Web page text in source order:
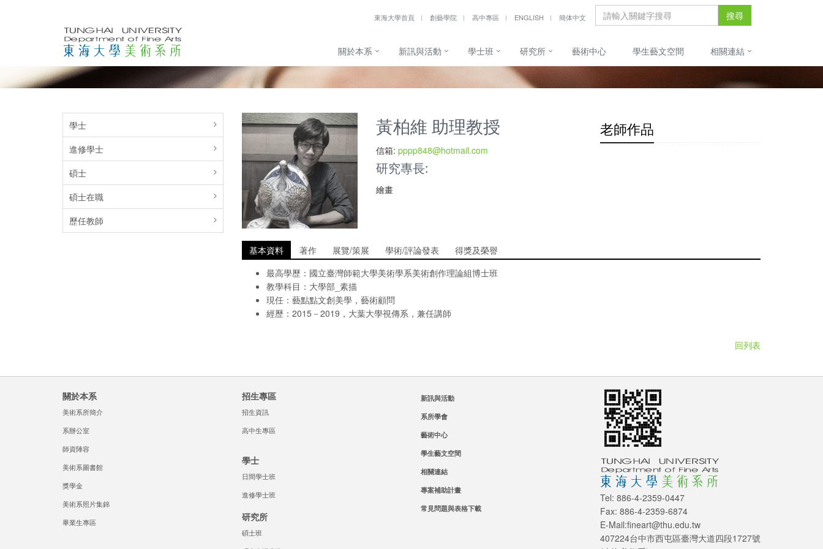
東海大學首頁 創藝學院 高中專區 ENGLISH 簡体中文 搜尋
關於本系 新訊與活動 學士班 研究所 藝術中心 學生藝文空間 相關連結
學士
進修學士
碩士
碩士在職
歷任教師
黃柏維 助理教授
信箱: pppp848@hotmail.com
研究專長:
繪畫
老師作品
基本資料 著作 展覽/策展 學術/評論發表
得獎及榮譽
最高學歷：國立臺灣師範大學美術學系美術創作理論組博士班
教學科目：大學部_素描
現任：藝點點文創美學，藝術顧問
經歷：2015－2019，大葉大學視傳系，兼任講師
回列表
關於本系
美術系所簡介
系辦公室
師資陣容
美術系圖書館
獎學金
美術系照片集錦
畢業生專區
招生專區
招生資訊
高中生專區
學士
日間學士班
進修學士班
研究所
碩士班
新訊與活動
系所學會
藝術中心
學生藝文空間
相關連結
專案補助計畫
常見問題與表格下載
Tel: 886-4-2359-0447
Fax: 886-4-2359-6874
E-Mail:fineart@thu.edu.tw
407224台中市西屯區臺灣大道四段1727號